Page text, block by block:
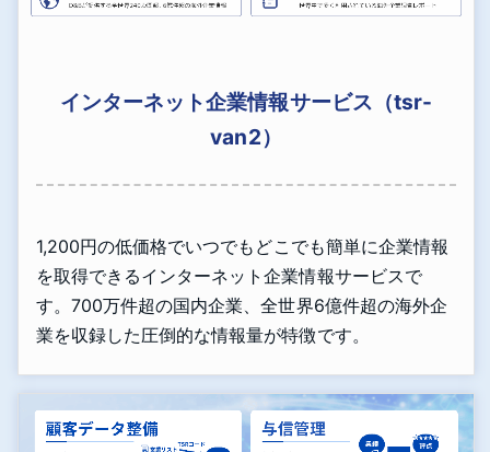
インターネット企業情報サービス（tsr-
van2）
1,200円の低価格でいつでもどこでも簡単に企業情報
を取得できるインターネット企業情報サービスで
す。700万件超の国内企業、全世界6億件超の海外企
業を収録した圧倒的な情報量が特徴です。